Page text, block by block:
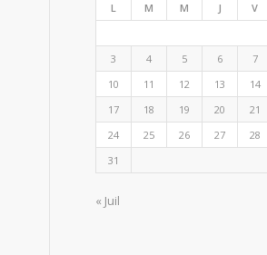
L M M J V
3
4 5 6 7
10
11 12 13 14
17
18 19 20 21
24
25 26 27 28
31
« Juil